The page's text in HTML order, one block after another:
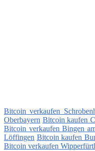
Bitcoin verkaufen
Oberbayern Bitcoin kaufen
Bitcoin verkaufen Bingen
Löffingen Bitcoin kaufen
Bitcoin verkaufen